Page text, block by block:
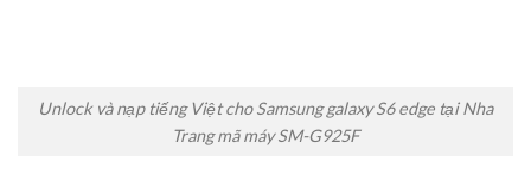
Unlock và nạp tiếng Việt cho Samsung galaxy S6 edge tại Nha
Trang mã máy SM-G925F